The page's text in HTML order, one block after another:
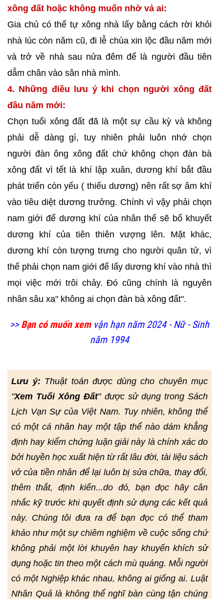
xông đất hoặc không muốn nhờ vả ai:
Gia chủ có thể tự xông nhà lấy bằng cách rời khỏi
nhà lúc còn năm cũ, đi lễ chùa xin lộc đầu năm mới
và trở về nhà sau nửa đêm để là người đầu tiên
dẫm chân vào sân nhà mình.
4. Những điều lưu ý khi chọn người xông đất
đầu năm mới:
Chọn tuổi xông đất đã là một sự cầu kỳ và không
phải dễ dàng gì, tuy nhiên phải luôn nhớ chọn
người đàn ông xông đất chứ không chọn đàn bà
xông đất vì tết là khí lập xuân, dương khí bắt đầu
phát triển còn yếu ( thiếu dương) nên rất sợ âm khí
vào tiêu diệt dương trưởng. Chính vì vậy phải chọn
nam giới để dương khí của nhân thế sẽ bổ khuyết
dương khí của tiên thiên vượng lên. Mặt khác,
dương khí còn tượng trưng cho người quân tử, vì
thế phải chọn nam giới để lấy dương khí vào nhà thì
mọi việc mới trôi chảy. Đó cũng chính là nguyên
nhân sâu xa" không ai chọn đàn bà xông đất".
>> Bạn có muốn xemvận hạn năm 2024 - Nữ - Sinh
năm 1994
Lưu ý: Thuật toán được dùng cho chuyên mục
"Xem Tuổi Xông Đất" được sử dụng trong Sách
Lịch Vạn Sự của Việt Nam. Tuy nhiên, không thể
có một cá nhân hay một tập thể nào dám khẳng
định hay kiểm chứng luận giải này là chính xác do
bởi huyền học xuất hiện từ rất lâu đời, tài liệu sách
vở của tiền nhân để lại luôn bị sửa chữa, thay đổi,
thêm thắt, định kiến...do đó, bạn đọc hãy cân
nhắc kỹ trước khi quyết định sử dụng các kết quả
này. Chúng tôi đưa ra để bạn đọc có thể tham
khảo như một sự chiêm nghiệm về cuộc sống chứ
không phải một lời khuyên hay khuyến khích sử
dụng hoặc tin theo một cách mù quáng. Mỗi người
có một Nghiệp khác nhau, không ai giống ai. Luật
Nhân Quả là không thể nghĩ bàn cùng tận chúng